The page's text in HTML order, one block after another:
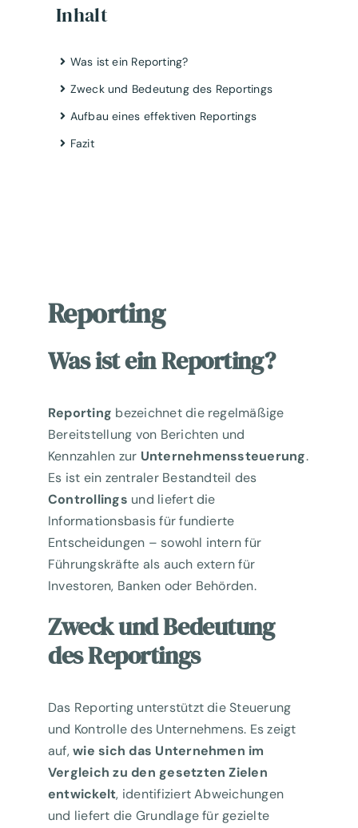
Inhalt
Was ist ein Reporting?
Zweck und Bedeutung des Reportings
Aufbau eines effektiven Reportings
Fazit
Reporting
Was ist ein Reporting?
Reporting bezeichnet die regelmäßige
Bereitstellung von Berichten und
Kennzahlen zur Unternehmenssteuerung.
Es ist ein zentraler Bestandteil des
Controllings und liefert die
Informationsbasis für fundierte
Entscheidungen – sowohl intern für
Führungskräfte als auch extern für
Investoren, Banken oder Behörden.
Zweck und Bedeutung
des Reportings
Das Reporting unterstützt die Steuerung
und Kontrolle des Unternehmens. Es zeigt
auf,wie sich das Unternehmen im
Vergleich zu den gesetzten Zielen
entwickelt, identifiziert Abweichungen
und liefert die Grundlage für gezielte